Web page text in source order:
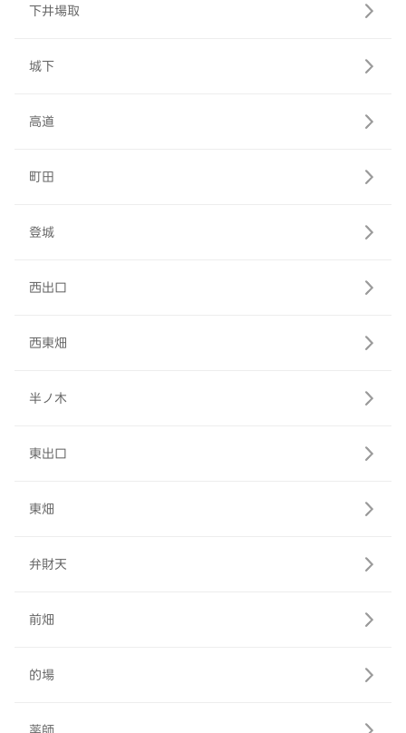
下井場取
城下
高道
町田
登城
西出口
西東畑
半ノ木
東出口
東畑
弁財天
前畑
的場